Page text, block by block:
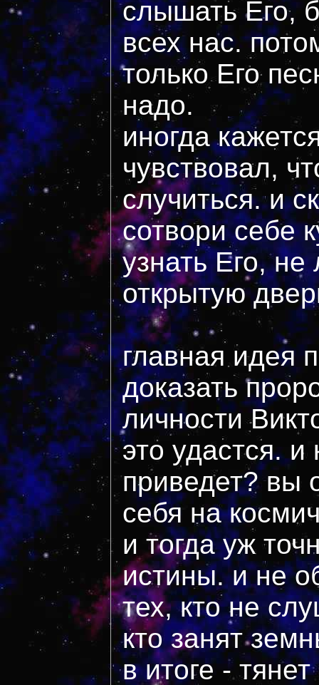
слышать Его,
всех нас.
только Его
надо.
иногда
чувствовал,
случиться. и
сотвори себе
узнать Его,
открытую
главная идея
доказать
личности
это удастся. и
приведет? вы
себя на
и тогда уж
истины. и не
тех, кто не
кто занят
в итоге -